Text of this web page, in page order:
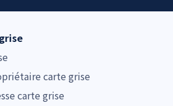
carte grise
carte grise